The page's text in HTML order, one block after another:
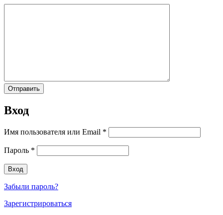
Вход
Имя пользователя или Email *
Пароль *
Забыли пароль?
Зарегистрироваться